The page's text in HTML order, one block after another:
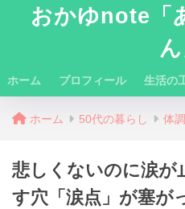
おかゆnote「
ん
ホーム プロフィール 生活の
ホーム 50代の暮らし 体
悲しくないのに涙が
す穴「涙点」が塞が